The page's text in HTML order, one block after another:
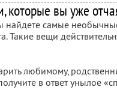
которые вы уже
найдете самые
Такие вещи
любимому,
в ответ унылое